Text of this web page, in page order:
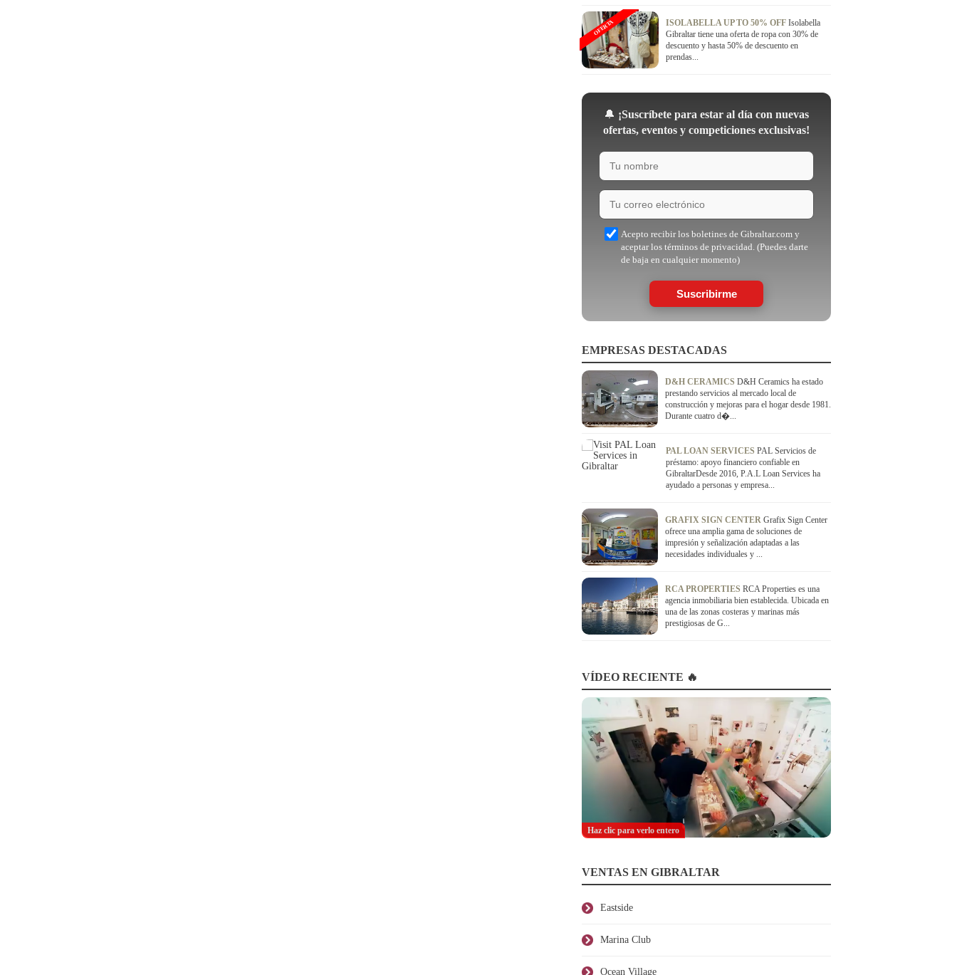
ISOLABELLA UP TO 50% OFF Isolabella
Gibraltar tiene una oferta de ropa con 30% de
descuento y hasta 50% de descuento en
prendas...
OFERTA
🔔 ¡Suscríbete para estar al día con nuevas
ofertas, eventos y competiciones exclusivas!
Acepto recibir los boletines de Gibraltar.com y
aceptar los términos de privacidad. (Puedes darte
de baja en cualquier momento)
Suscribirme
EMPRESAS DESTACADAS
D&H CERAMICS D&H Ceramics ha estado
prestando servicios al mercado local de
construcción y mejoras para el hogar desde 1981.
Durante cuatro d�...
PAL LOAN SERVICES PAL Servicios de
préstamo: apoyo financiero confiable en
GibraltarDesde 2016, P.A.L Loan Services ha
ayudado a personas y empresa...
GRAFIX SIGN CENTER Grafix Sign Center
ofrece una amplia gama de soluciones de
impresión y señalización adaptadas a las
necesidades individuales y ...
RCA PROPERTIES RCA Properties es una
agencia inmobiliaria bien establecida. Ubicada en
una de las zonas costeras y marinas más
prestigiosas de G...
VÍDEO RECIENTE 🔥
Haz clic para verlo entero
VENTAS EN GIBRALTAR
Eastside
Marina Club
Ocean Village